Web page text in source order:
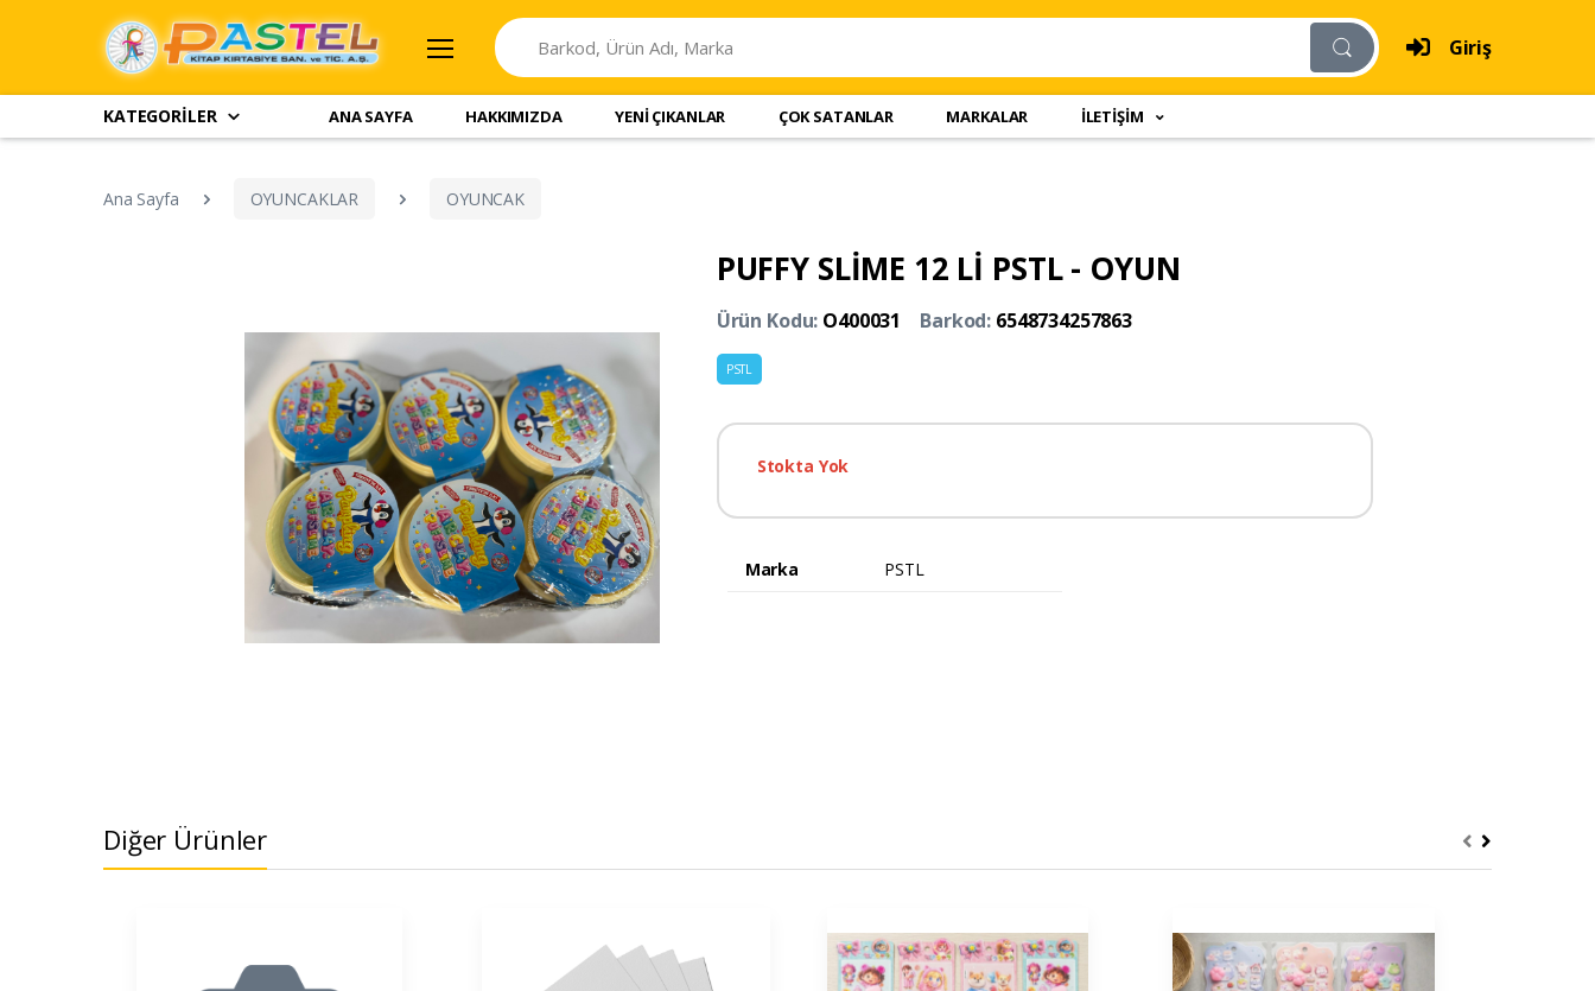
Giriş
KATEGORİLER ANA SAYFA HAKKIMIZDA YENİ ÇIKANLAR ÇOK SATANLAR MARKALAR İLETİŞİM
Ana Sayfa OYUNCAKLAR OYUNCAK
PUFFY SLİME 12 Lİ PSTL - OYUN
Ürün Kodu: O400031 Barkod: 6548734257863
PSTL
Stokta Yok
Marka PSTL
Diğer Ürünler